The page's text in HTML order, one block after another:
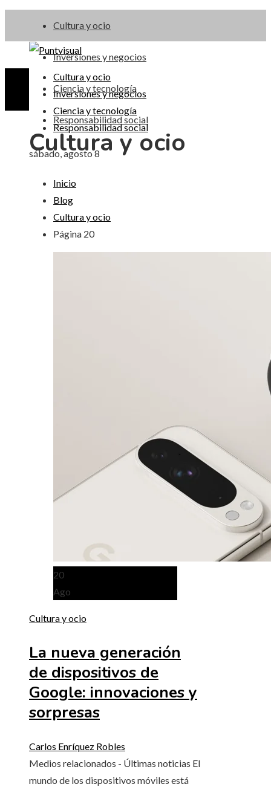
Cultura y ocio
Inversiones y negocios
Ciencia y tecnología
Responsabilidad social
sábado, agosto 8
Cultura y ocio
Inversiones y negocios
Ciencia y tecnología
Responsabilidad social
Cultura y ocio
Inicio
Blog
Cultura y ocio
Página 20
20
Ago
Cultura y ocio
La nueva generación
de dispositivos de
Google: innovaciones y
sorpresas
Carlos Enríquez Robles
Medios relacionados - Últimas noticias El
mundo de los dispositivos móviles está